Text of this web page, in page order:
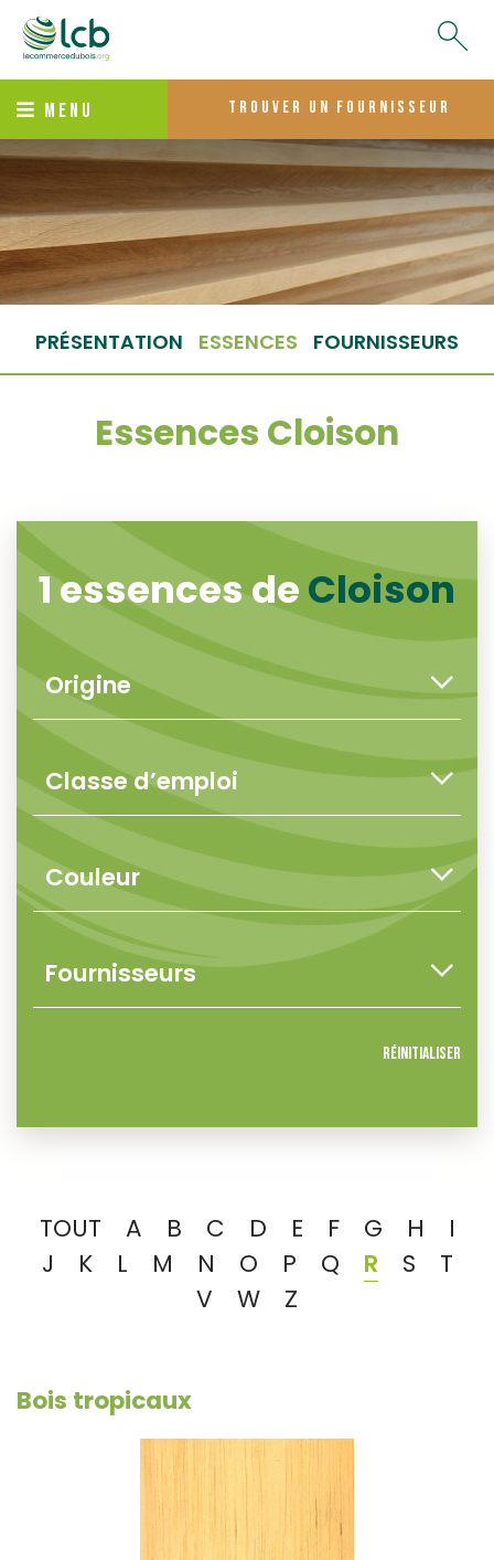
MENU trouver un fournisseur
PRÉSENTATION ESSENCES FOURNISSEURS
Essences Cloison
1 essences deCloison
Réinitialiser
TOUT A B C D E F G H
I
J
K L M N O P Q R S
T
V
W Z
Bois tropicaux